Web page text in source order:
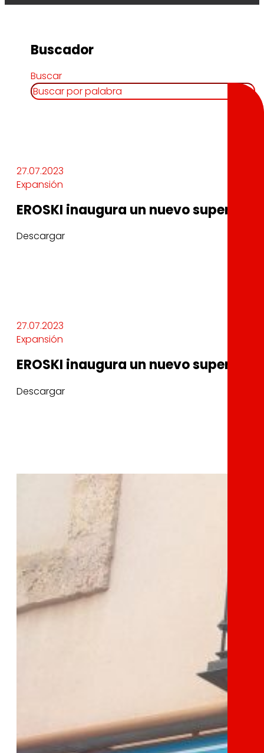
Buscador
Buscar
27.07.2023
Expansión
EROSKI inaugura un nuevo
Descargar
27.07.2023
Expansión
EROSKI inaugura un nuevo
Descargar